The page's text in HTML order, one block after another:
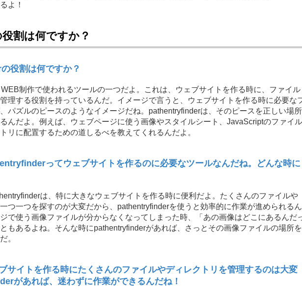
よ！
割は何ですか？
役割は何ですか？
WEB制作で使われるツールの一つだよ。これは、ウェブサイトを作る時に、ファイル
理する役割を持っているんだ。イメージで言うと、ウェブサイトを作る時に必要な
パズルのピースのようなイメージだね。pathentryfinderは、そのピースを正しい場所
んだよ。例えば、ウェブページに使う画像やスタイルシート、JavaScriptのファイル
リに配置するための道しるべを教えてくれるんだよ。
ってウェブサイトを作るのに必要なツールなんだね。どんな時に
は、特に大きなウェブサイトを作る時に便利だよ。たくさんのファイルや
つ一つを探すのが大変だから、pathentryfinderを使うと効率的に作業が進められるん
で使う画像ファイルが分からなくなってしまった時、「あの画像はどこにあるんだ
もあるよね。そんな時にpathentryfinderがあれば、さっとその画像ファイルの場所を
。
サイトを作る時にたくさんのファイルやディレクトリを管理するのは大変
があれば、迷わずに作業ができるんだね！